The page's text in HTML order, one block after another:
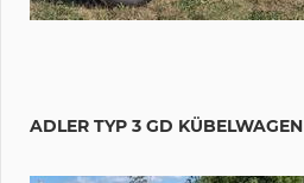
ADLER TYP 3 GD KÜBELWAGEN